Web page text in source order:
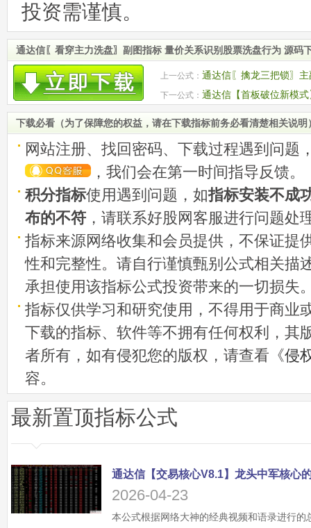
投资需谨慎。
通达信〖看穿主力洗盘〗副图指标 量价关系识别股票洗盘行为 源码
上一公式： 通达信〖擒龙三把锁〗
下一公式： 通达信【首板破位新模
来
下载必看（为了保障您的权益，请在下载指标前务必看清楚相关说明
网站注册、找回密码、下载过程遇到问题
，我们会在第一时间指导反馈。
积分指标使用遇到问题，如指标安装不成
布的不符 ，请联系好股网客服进行问题处
指标来源网络收集和会员提供，不保证提
性和完整性。请自行谨慎甄别公式相关描
承担使用该指标公式投资带来的一切损失
指标仅供学习和研究使用，不得用于商业
下载的指标、软件等不拥有任何权利，其
者所有，如有侵犯您的版权，请查看《侵
容。
最新置顶指标公式
2026-04-23